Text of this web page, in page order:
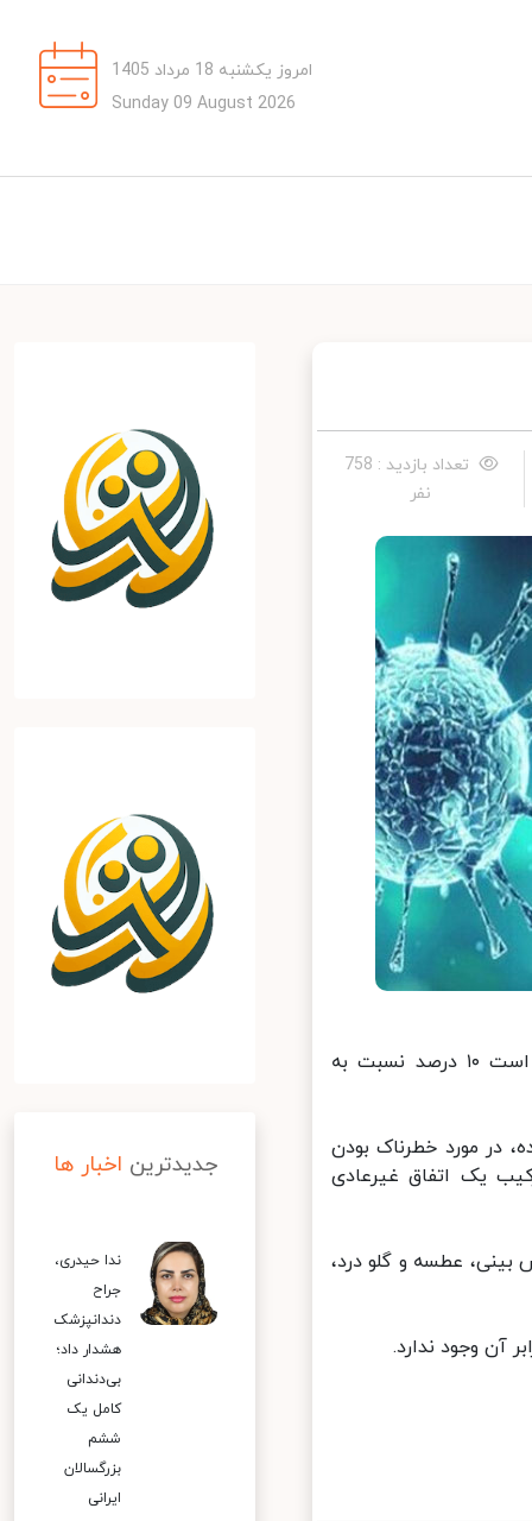
امروز یکشنبه 18 مرداد 1405
Sunday 09 August 2026
تعداد بازدید : 758
نفر
۲۹ مارس سازمان بهداشت جهانی اعلام کرد که میزان انتقال XE ممکن است ۱۰ درصد نسبت به
در مورد خطرناک بودن
یک اتفاق غیرعادی
عطسه و گلو درد،
جدیدترین اخبار ها
ندا حیدری،
جراح
دندانپزشک
هشدار داد؛
بی‌دندانی
کامل یک
ششم
بزرگسالان
ایرانی